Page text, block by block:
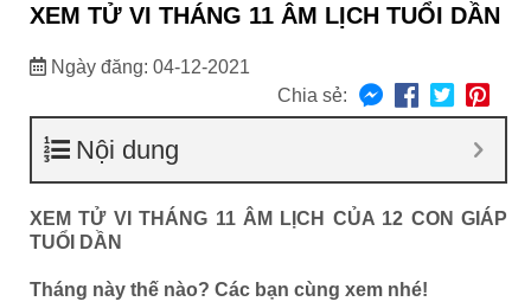
XEM TỬ VI THÁNG 11 ÂM LỊCH TUỔI DẦN
Ngày đăng: 04-12-2021
Chia sẻ:
Nội dung
XEM TỬ VI THÁNG 11 ÂM LỊCH CỦA 12 CON GIÁP
TUỔI DẦN
Tháng này thế nào? Các bạn cùng xem nhé!